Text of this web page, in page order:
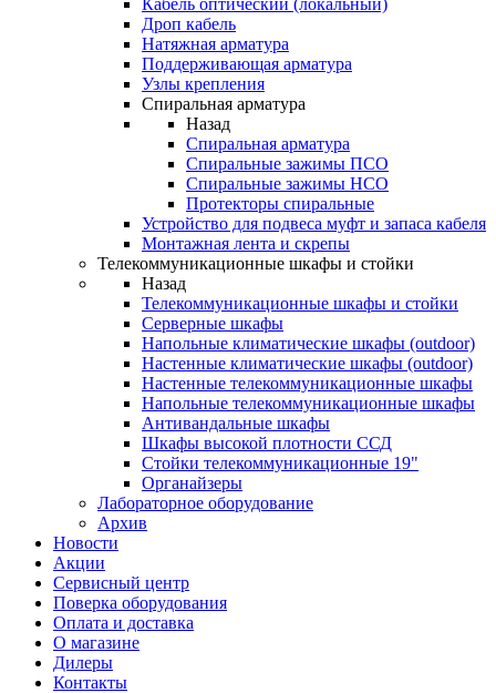
Кабель оптический (локальный)
Дроп кабель
Натяжная арматура
Поддерживающая арматура
Узлы крепления
Спиральная арматура
Назад
Спиральная арматура
Спиральные зажимы ПСО
Спиральные зажимы НСО
Протекторы спиральные
Устройство для подвеса муфт и запаса кабеля
Монтажная лента и скрепы
Телекоммуникационные шкафы и стойки
Назад
Телекоммуникационные шкафы и стойки
Серверные шкафы
Напольные климатические шкафы (outdoor)
Настенные климатические шкафы (outdoor)
Настенные телекоммуникационные шкафы
Напольные телекоммуникационные шкафы
Антивандальные шкафы
Шкафы высокой плотности ССД
Стойки телекоммуникационные 19"
Органайзеры
Лабораторное оборудование
Архив
Новости
Акции
Сервисный центр
Поверка оборудования
Оплата и доставка
О магазине
Дилеры
Контакты